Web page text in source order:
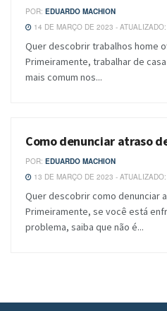
POR: EDUARDO MACHION
14 DE MARÇO DE 2023 -
Quer descobrir trabalhos home
Primeiramente, trabalhar de
mais comum nos...
BLOG
Como denunciar atraso
POR: EDUARDO MACHION
13 DE MARÇO DE 2023 -
Quer descobrir como denunciar
Primeiramente, se você está
problema, saiba que não é...